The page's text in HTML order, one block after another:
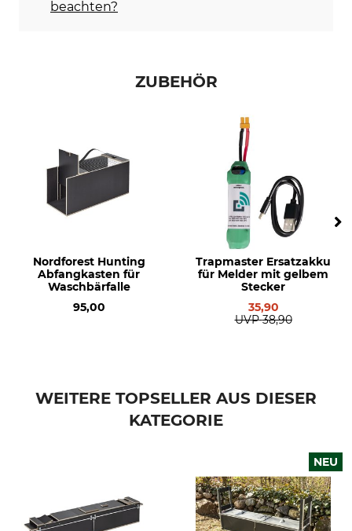
beachten?
ZUBEHÖR
Nordforest Hunting
Abfangkasten für
Waschbärfalle
95,00
Trapmaster Ersatzakku
für Melder mit gelbem
Stecker
35,90
UVP 38,90
WEITERE TOPSELLER AUS DIESER
KATEGORIE
NEU